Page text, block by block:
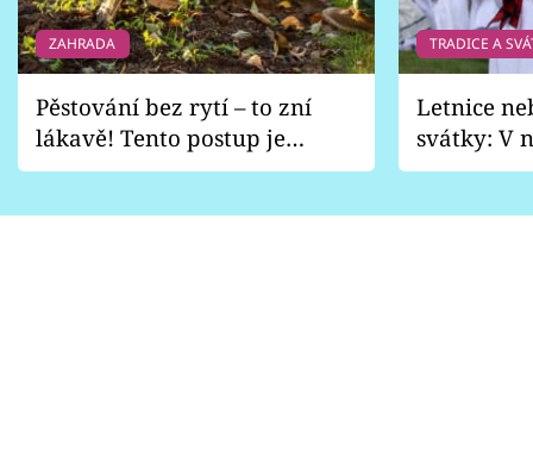
ZAHRADA
Pěstování bez rytí – to zní
lákavě! Tento postup je
vhodný jen pro některé
TRADICE A
Letnice
svátky: V
pondělí